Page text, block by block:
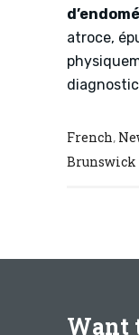
atroce,
French,
Brunswick
Want